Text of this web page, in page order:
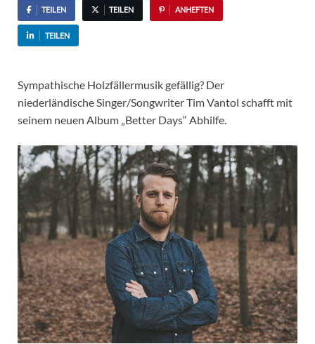
TEILEN TEILEN ANHEFTEN
TEILEN
Sympathische Holzfällermusik gefällig? Der
niederländische Singer/Songwriter Tim Vantol schafft mit
seinem neuen Album „Better Days“ Abhilfe.